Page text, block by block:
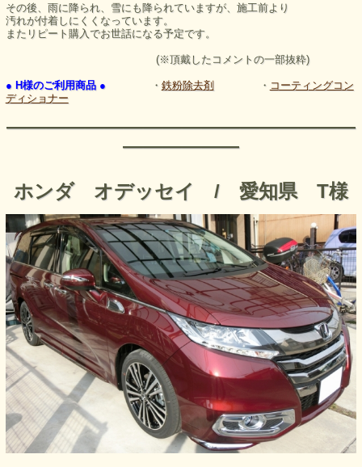
その後、雨に降られ、雪にも降られていますが、施工前より
汚れが付着しにくくなっています。
またリピート購入でお世話になる予定です。
(※頂戴したコメントの一部抜粋)
● H様のご利用商品 ●・ 鉄粉除去剤 ・ コーティングコン
ディショナー
――――――――――――――――――
――――――
ホンダ オデッセイ / 愛知県 T様